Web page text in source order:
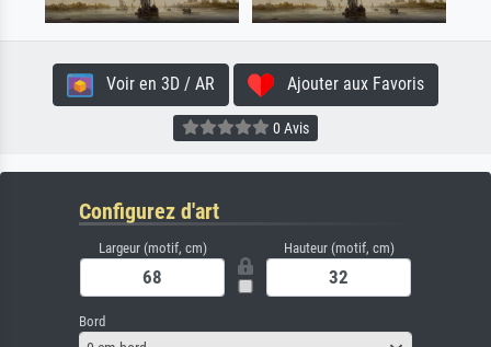
Voir en 3D / AR Ajouter aux Favoris
0 Avis
Configurez d'art
Largeur (motif, cm) Hauteur (motif, cm)
Bord